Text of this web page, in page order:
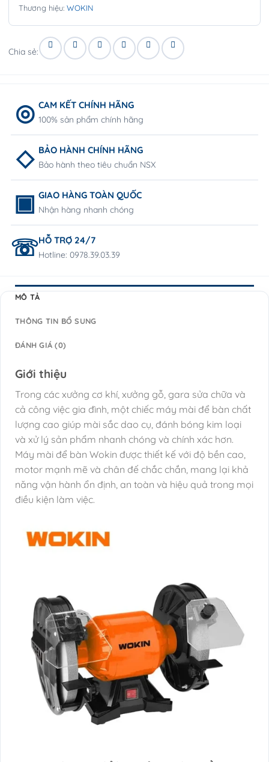
Thương hiệu: WOKIN
Chia sẻ:
CAM KẾT CHÍNH HÃNG
100% sản phẩm chính hãng
BẢO HÀNH CHÍNH HÃNG
Bảo hành theo tiêu chuẩn NSX
GIAO HÀNG TOÀN QUỐC
Nhận hàng nhanh chóng
HỖ TRỢ 24/7
Hotline: 0978.39.03.39
MÔ TẢ
THÔNG TIN BỔ SUNG
ĐÁNH GIÁ (0)
Giới thiệu
Trong các xưởng cơ khí, xưởng gỗ, gara sửa chữa và
cả công việc gia đình, một chiếc máy mài để bàn chất
lượng cao giúp mài sắc dao cụ, đánh bóng kim loại
và xử lý sản phẩm nhanh chóng và chính xác hơn.
Máy mài để bàn Wokin được thiết kế với độ bền cao,
motor mạnh mẽ và chân đế chắc chắn, mang lại khả
năng vận hành ổn định, an toàn và hiệu quả trong mọi
điều kiện làm việc.